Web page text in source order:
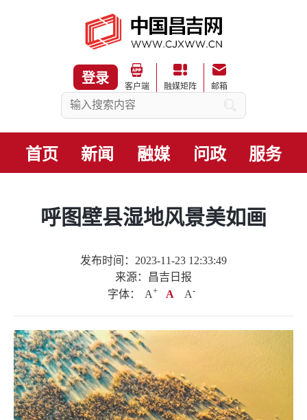
登录
客户端 融媒矩阵 邮箱
首页 新闻 融媒 问政 服务
呼图壁县湿地风景美如画
发布时间：2023-11-23 12:33:49
来源：昌吉日报
字体：
A+ A A-